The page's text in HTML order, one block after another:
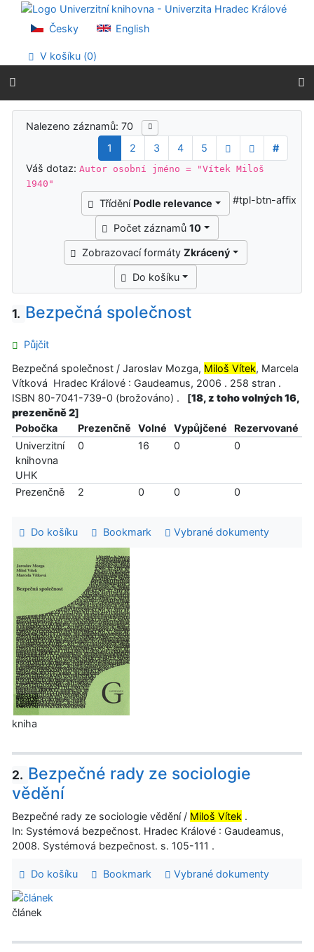
Přejít na obsah
Přejít na menu
Prohlášení o webové přístupnosti
Česky English
V košíku (0)
Výsledky vyhledávání
Nalezeno záznamů: 70
1
2 3 4 5
#
Váš dotaz:Autor osobní jméno = "Vítek Miloš
1940"
Třídění Podle relevance
Počet záznamů 10
Zobrazovací formáty Zkrácený
Do košíku
#tpl-btn-affix
1. Bezpečná společnost
Půjčit
Bezpečná společnost / Jaroslav Mozga, Miloš Vítek, Marcela
Vítková Hradec Králové : Gaudeamus, 2006 . 258 stran .
ISBN 80-7041-739-0 (brožováno) .
[18, z toho volných 16,
prezenčně 2]
Pobočka
Prezenčně Volné Vypůjčené
Rezervované
Univerzitní
knihovna
UHK
0 16 0 0
Prezenčně 2 0 0 0
Do košíku Bookmark Vybrané dokumenty
kniha
2. Bezpečné rady ze sociologie
vědění
Bezpečné rady ze sociologie vědění / Miloš Vítek .
In: Systémová bezpečnost. Hradec Králové : Gaudeamus,
2008. Systémová bezpečnost. s. 105-111 .
Do košíku Bookmark Vybrané dokumenty
článek